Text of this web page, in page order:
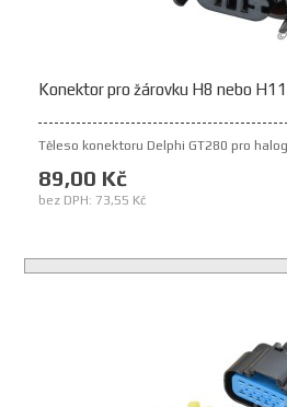
Konektor pro žárovku H8 nebo
Těleso konektoru Delphi GT280 pro
89,00 Kč
bez DPH: 73,55 Kč